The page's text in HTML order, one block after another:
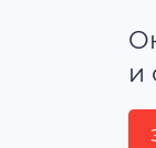
и